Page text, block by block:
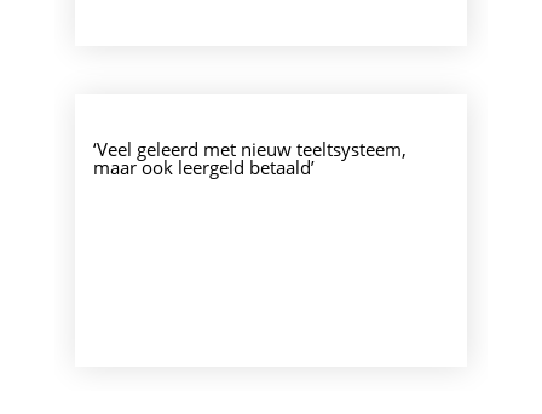
‘Veel geleerd met nieuw teeltsysteem,
maar ook leergeld betaald’